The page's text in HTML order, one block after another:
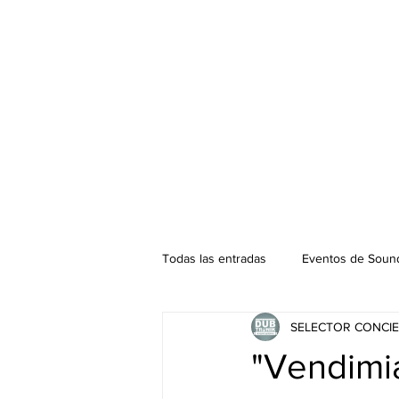
Todas las entradas Eventos de
Podcast. SOUNDMANSELECTOR